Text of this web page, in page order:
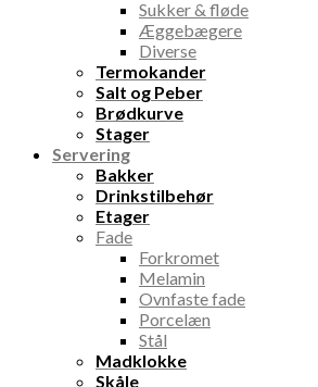
Sukker & fløde
Æggebægere
Diverse
Termokander
Salt og Peber
Brødkurve
Stager
Servering
Bakker
Drinkstilbehør
Etager
Fade
Forkromet
Melamin
Ovnfaste fade
Porcelæn
Stål
Madklokke
Skåle